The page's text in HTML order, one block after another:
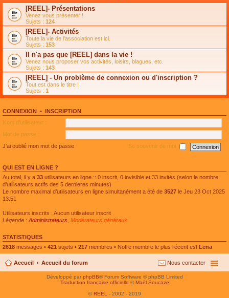
s
s
a
g
e
n
o
n
l
u
l
e
p
l
u
s
é
c
e
n
t
l
e
m
e
s
s
a
g
e
n
o
n
l
u
l
e
l
u
s
é
e
l
t
e
r
l
e
m
e
s
s
a
g
e
n
o
n
u
l
e
l
s
e
n
t
[REEL]- Présentations
Venez vous présenter !
Sujets : 124
[REEL]- Activités
Toute la vie de l'association est ici.
Sujets : 153
Il n'a pas que [REEL] dans la vie !
Venez nous proposer vos activités, loisirs, blagues, etc.
Sujets : 143
[REEL] - Un problème de connexion ou d'inscription ?
Tout est dans le titre !
Sujets : 1
CONNEXION • INSCRIPTION
Nom d’utilisateur :
Mot de passe :
J’ai oublié mon mot de passe
Se souvenir de moi
QUI EST EN LIGNE ?
Au total, il y a 33 utilisateurs en ligne :: 0 inscrit, 0 invisible et 33 invités (selon le nombre
d’utilisateurs actifs des 5 dernières minutes)
Le nombre maximal d’utilisateurs en ligne simultanément a été de 3527 le Jeu 23 Oct 2025
13:51
Utilisateurs inscrits : Aucun utilisateur inscrit
Légende : Administrateurs Modérateurs généraux
STATISTIQUES
2618 messages • 421 sujets • 217 membres • Notre membre le plus récent est Lena
Accueil Accueil du forum Nous contacter
Développé parphpBB® Forum Software © phpBB Limited
Traduction française officielle © Maël Soucaze
© REEL - 2002 - 2019